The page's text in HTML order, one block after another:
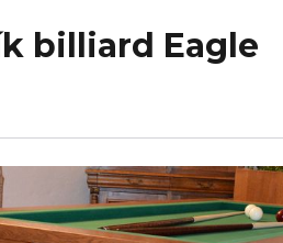
billiard Eagle